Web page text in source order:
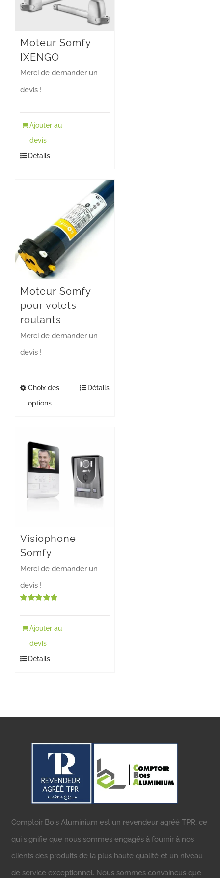
Moteur Somfy
IXENGO
Merci de demander un
devis !
Ajouter au
devis
Détails
Moteur Somfy
pour volets
roulants
Merci de demander un
devis !
Choix des
options
variations.
Les
options
choisies
la
Détails
Visiophone
Somfy
Merci de demander un
devis !
Ajouter au
devis
Détails
Comptoir Bois Aluminium est un revendeur agréé TPR, ce
qui signifie que nous sommes engagés à fournir à nos
clients des produits de la plus haute qualité et un niveau
de service exceptionnel. Nous sommes convaincus que